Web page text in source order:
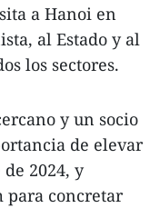
a Hanoi en
al Estado y al
los sectores.
y un socio
de elevar
2024, y
para concretar